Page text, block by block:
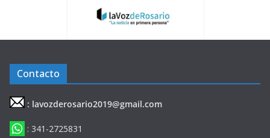
Contacto
: lavozderosario2019@gmail.com
: 341-2725831